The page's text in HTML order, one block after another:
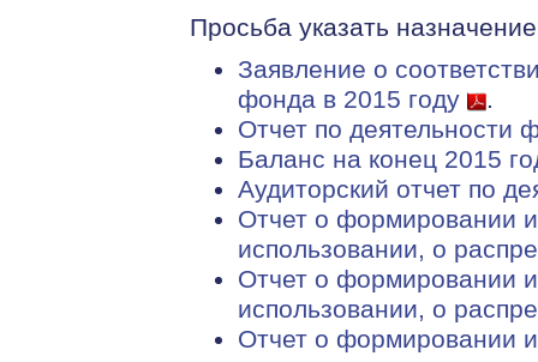
Просьба указать
Заявление о
фонда в 2015 году
.
Отчет по деятельности
Баланс на конец 2015
Аудиторский отчет по
Отчет о формировании
использовании, о
Отчет о формировании
использовании, о
Отчет о формировании